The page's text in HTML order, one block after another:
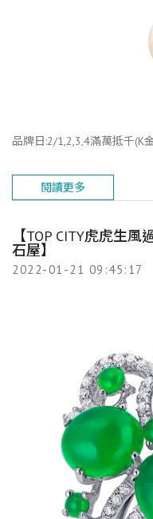
品牌日:2/1,2,3,4滿萬抵千(K
閱讀更多
【TOP CITY虎虎生
石屋】
2022-01-21 09:45:17